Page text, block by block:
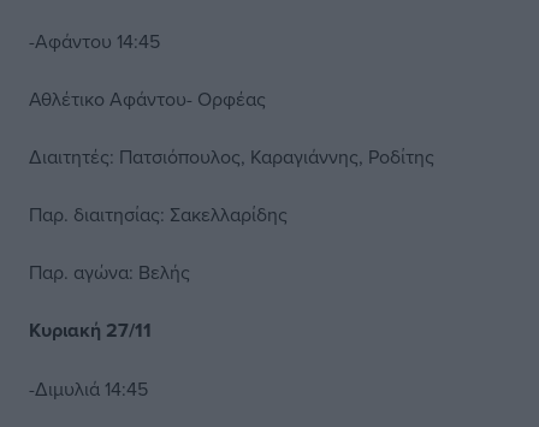
-Αφάντου 14:45
Αθλέτικο Αφάντου- Ορφέας
Διαιτητές: Πατσιόπουλος, Καραγιάννης, Ροδίτης
Παρ. διαιτησίας: Σακελλαρίδης
Παρ. αγώνα: Βελής
Κυριακή 27/11
-Διμυλιά 14:45